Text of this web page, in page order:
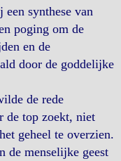
synthese van
poging om de
en de
door de goddelijke
de rede
de top zoekt, niet
geheel te overzien.
de menselijke geest